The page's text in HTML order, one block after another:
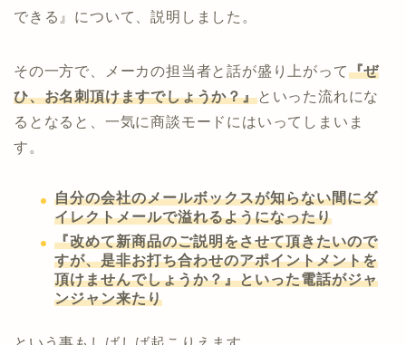
できる』について、説明しました。
その一方で、メーカの担当者と話が盛り上がって『ぜ
ひ、お名刺頂けますでしょうか？』といった流れにな
るとなると、一気に商談モードにはいってしまいま
す。
自分の会社のメールボックスが知らない間にダ
イレクトメールで溢れるようになったり
『改めて新商品のご説明をさせて頂きたいので
すが、是非お打ち合わせのアポイントメントを
頂けませんでしょうか？』といった電話がジャ
ンジャン来たり